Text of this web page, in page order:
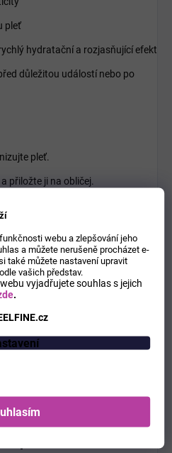
webu a zlepšování jeho
a můžete nerušeně procházet e-
také můžete nastavení upravit
vašich představ.
vyjadřujete souhlas s jejich
pleť
hydratační a rozjasňující efekt
důležitou událostí nebo po
pleť.
přiložte ji na obličej.
běžným krémem, pokud je
citlivou pleť?
citlivé pleti se však doporučuje